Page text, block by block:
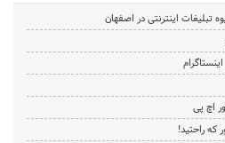
اینترنتی در اصفهان
که راحتید!